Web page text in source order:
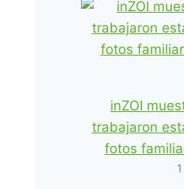
inZOI
trabajaron
fotos